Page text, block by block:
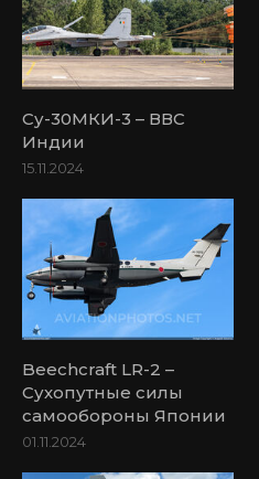
Су-30МКИ-3 – ВВС
Индии
15.11.2024
Beechcraft LR-2 –
Сухопутные силы
самообороны Японии
01.11.2024